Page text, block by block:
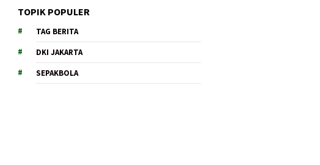
TOPIK POPULER
TAG BERITA
DKI JAKARTA
SEPAKBOLA